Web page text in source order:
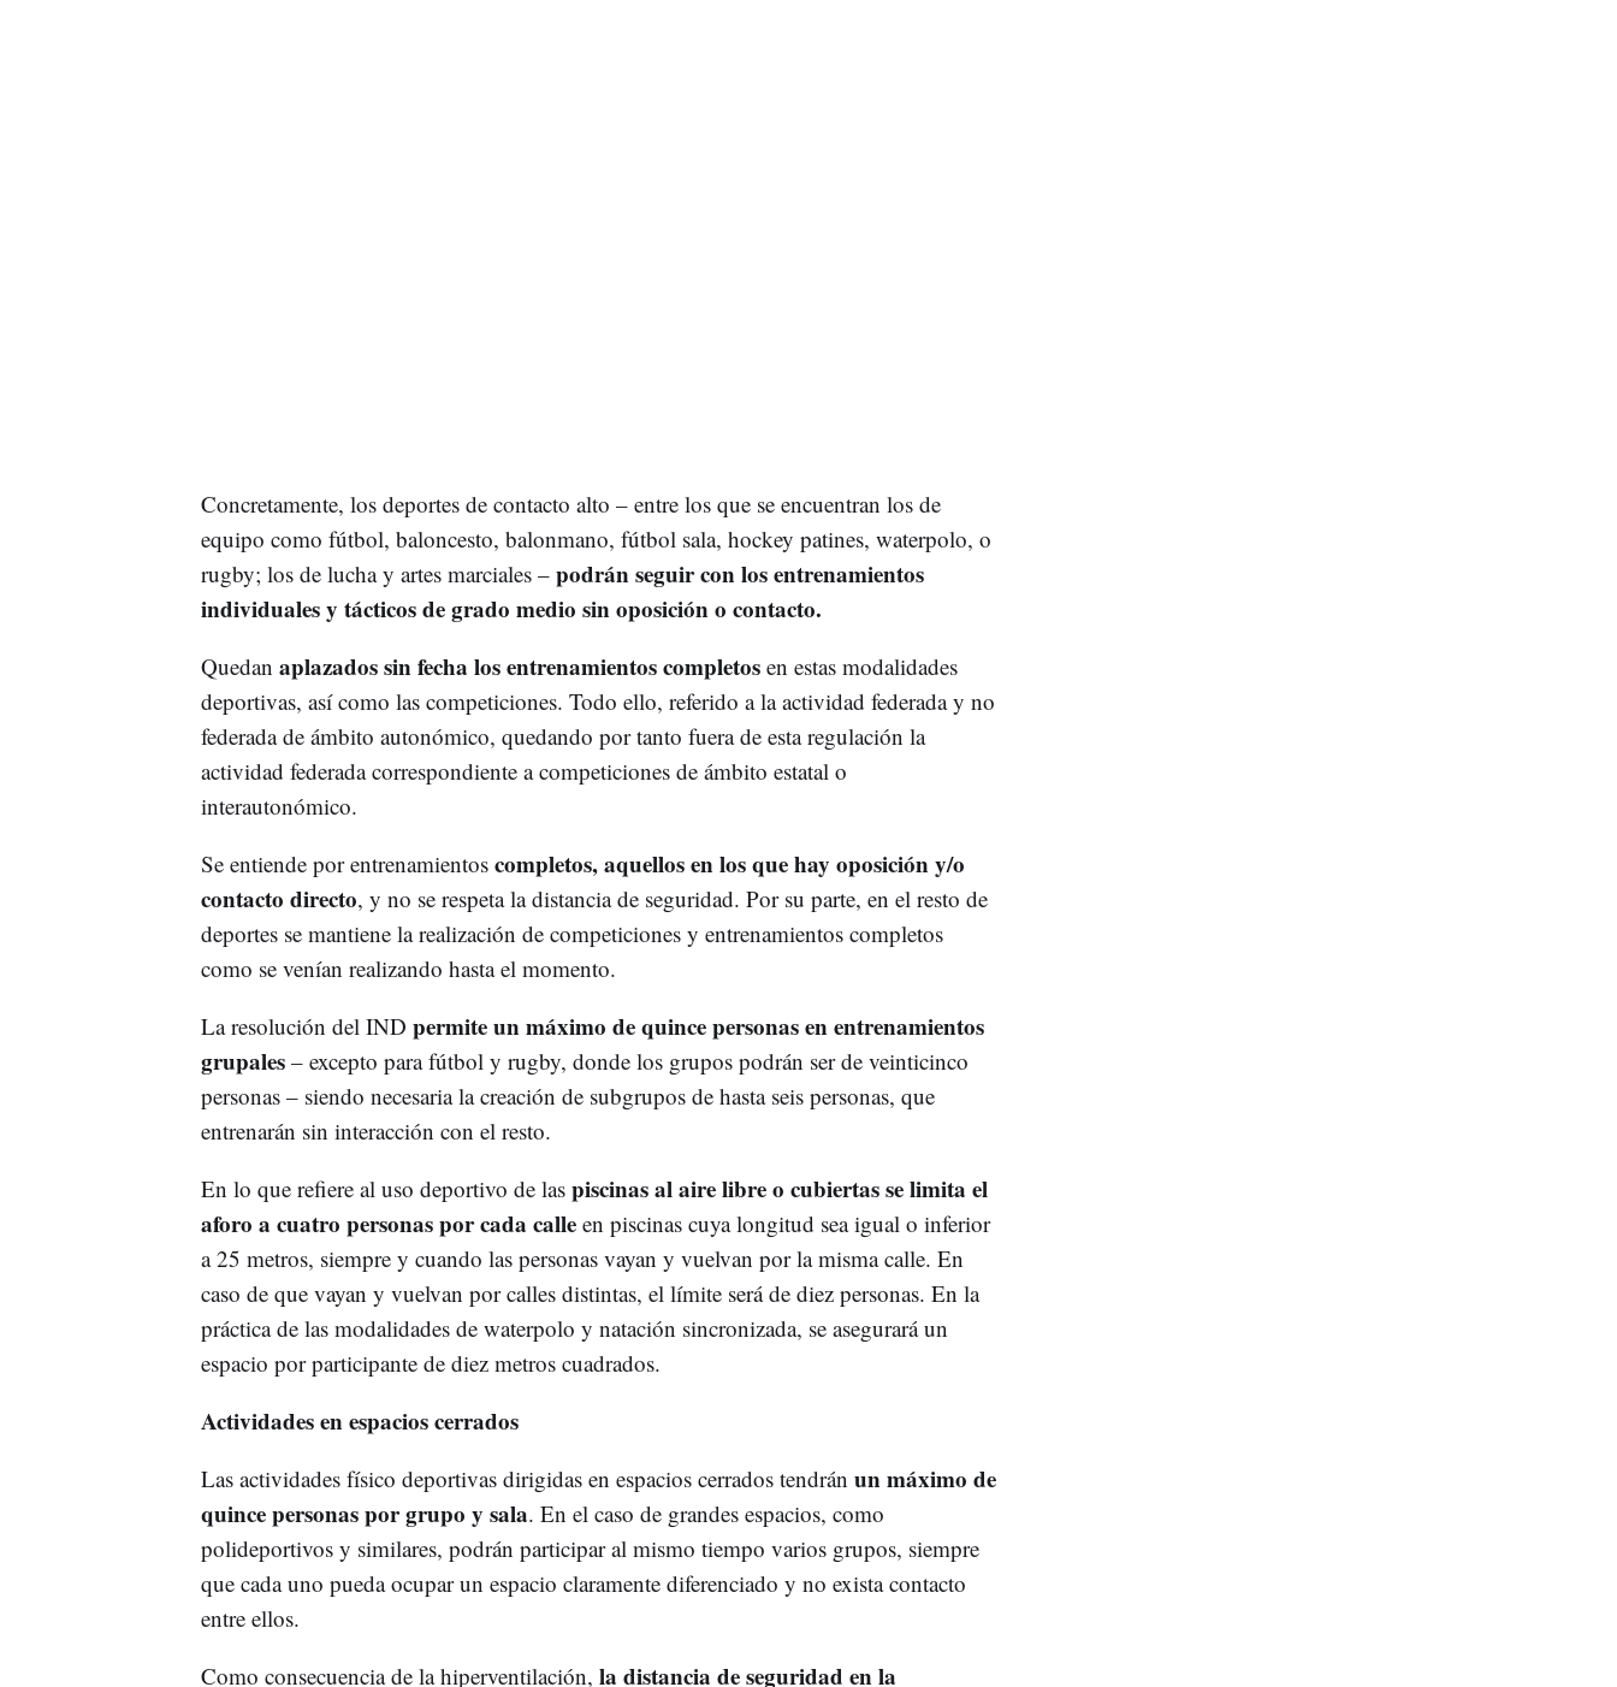
Concretamente, los deportes de contacto alto – entre los que se encuentran los de
equipo como fútbol, baloncesto, balonmano, fútbol sala, hockey patines, waterpolo, o
rugby; los de lucha y artes marciales – podrán seguir con los entrenamientos
individuales y tácticos de grado medio sin oposición o contacto.
Quedan aplazados sin fecha los entrenamientos completosen estas modalidades
deportivas, así como las competiciones. Todo ello, referido a la actividad federada y no
federada de ámbito autonómico, quedando por tanto fuera de esta regulación la
actividad federada correspondiente a competiciones de ámbito estatal o
interautonómico.
Se entiende por entrenamientos completos, aquellos en los que hay oposición y/o
contacto directo, y no se respeta la distancia de seguridad. Por su parte, en el resto de
deportes se mantiene la realización de competiciones y entrenamientos completos
como se venían realizando hasta el momento.
La resolución del IND permite un máximo de quince personas en entrenamientos
grupales– excepto para fútbol y rugby, donde los grupos podrán ser de veinticinco
personas – siendo necesaria la creación de subgrupos de hasta seis personas, que
entrenarán sin interacción con el resto.
En lo que refiere al uso deportivo de las piscinas al aire libre o cubiertas se limita el
aforo a cuatro personas por cada calleen piscinas cuya longitud sea igual o inferior
a 25 metros, siempre y cuando las personas vayan y vuelvan por la misma calle. En
caso de que vayan y vuelvan por calles distintas, el límite será de diez personas. En la
práctica de las modalidades de waterpolo y natación sincronizada, se asegurará un
espacio por participante de diez metros cuadrados.
Actividades en espacios cerrados
Las actividades físico deportivas dirigidas en espacios cerrados tendrán un máximo de
quince personas por grupo y sala. En el caso de grandes espacios, como
polideportivos y similares, podrán participar al mismo tiempo varios grupos, siempre
que cada uno pueda ocupar un espacio claramente diferenciado y no exista contacto
entre ellos.
Como consecuencia de la hiperventilación, la distancia de seguridad en la